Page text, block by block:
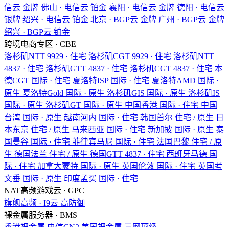
信云 金牌 佛山 · 电信云 铂金 襄阳 · 电信云 金牌 德阳 · 电信云
银牌 绍兴 · 电信云 铂金 北京 · BGP云 金牌 广州 · BGP云 金牌
绍兴 · BGP云 铂金
跨境电商专区 · CBE
洛杉矶NTT 9929 · 住宅 洛杉矶CGT 9929 · 住宅 洛杉矶NTT
4837 · 住宅 洛杉矶GTT 4837 · 住宅 洛杉矶CGT 4837 · 住宅 本
德CGT 国际 · 住宅 夏洛特ISP 国际 · 住宅 夏洛特AMD 国际 ·
原生 夏洛特Gold 国际 · 原生 洛杉矶GIS 国际 · 原生 洛杉矶IS
国际 · 原生 洛杉矶GT 国际 · 原生 中国香港 国际 · 住宅 中国
台湾 国际 · 原生 越南河内 国际 · 住宅 韩国首尔 住宅 / 原生 日
本东京 住宅 / 原生 马来西亚 国际 · 住宅 新加披 国际 · 原生 泰
国曼谷 国际 · 住宅 菲律宾马尼 国际 · 住宅 法国巴黎 住宅 / 原
生 德国法兰 住宅 / 原生 德国GTT 4837 · 住宅 西班牙马德 国
际 · 住宅 加拿大蒙特 国际 · 原生 英国伦敦 国际 · 住宅 英国考
文垂 国际 · 原生 印度孟买 国际 · 住宅
NAT高频游戏云 · GPC
旗舰高频 · I9云 高防御
裸金属服务器 · BMS